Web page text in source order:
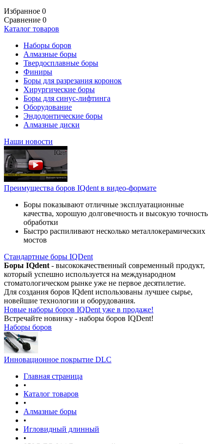
Избранное 0
Сравнение 0
Каталог товаров
Наборы боров
Алмазные боры
Твердосплавные боры
Финиры
Боры для разрезания коронок
Хирургические боры
Боры для синус-лифтинга
Оборудование
Эндодонтические боры
Алмазные диски
Наши новости
Преимущества боров IQdent в видео-формате
Боры показывают отличные эксплуатационные
качества, хорошую долговечность и высокую точность
обработки
Быстро распиливают несколько металлокерамических
мостов
Стандартные боры IQDent
Боры IQdent - высококачественный современный продукт,
который успешно используется на международном
стоматологическом рынке уже не первое десятилетие.
Для создания боров IQdent использованы лучшее сырье,
новейшие технологии и оборудования.
Новые наборы боров IQDent уже в продаже!
Встречайте новинку - наборы боров IQDent!
Наборы боров
Инновационное покрытие DLC
Главная страница
•
Каталог товаров
•
Алмазные боры
•
Игловидный длинный
•